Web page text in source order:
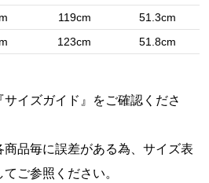
119cm
51.3cm
123cm 51.8cm
サイズガイド 』をご確認くださ
品毎に誤差がある為、サイズ表
ご参照ください。